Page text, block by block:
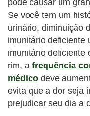
pode causar um
Se você tem um
urinário, diminuição
imunitário deficiente
imunitário deficiente
rim, a frequência
médico deve
evita que a dor seja
prejudicar seu dia a